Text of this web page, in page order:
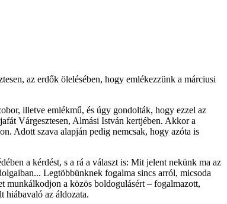
az erdők ölelésében, hogy emlékezzünk a márciusi
illetve emlékmű, és úgy gondolták, hogy ezzel az
Várgesztesen, Almási István kertjében. Akkor a
Adott szava alapján pedig nemcsak, hogy azóta is
a kérdést, s a rá a választ is: Mit jelent nekünk ma az
Legtöbbünknek fogalma sincs arról, micsoda
munkálkodjon a közös boldogulásért – fogalmazott,
hiábavaló az áldozata.